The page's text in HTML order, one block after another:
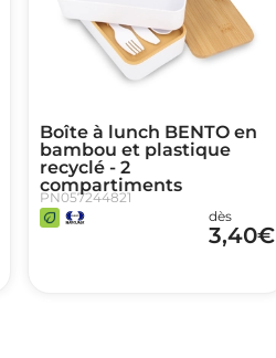
Boîte à lunch BENTO en
bambou et plastique
recyclé - 2
compartiments
PN057244821
dès
3,40€